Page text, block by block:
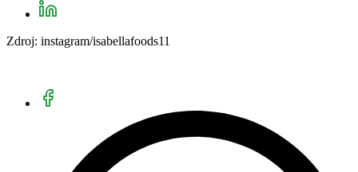
Zdroj: instagram/isabellafoods11